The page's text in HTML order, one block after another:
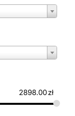
2898.00zł